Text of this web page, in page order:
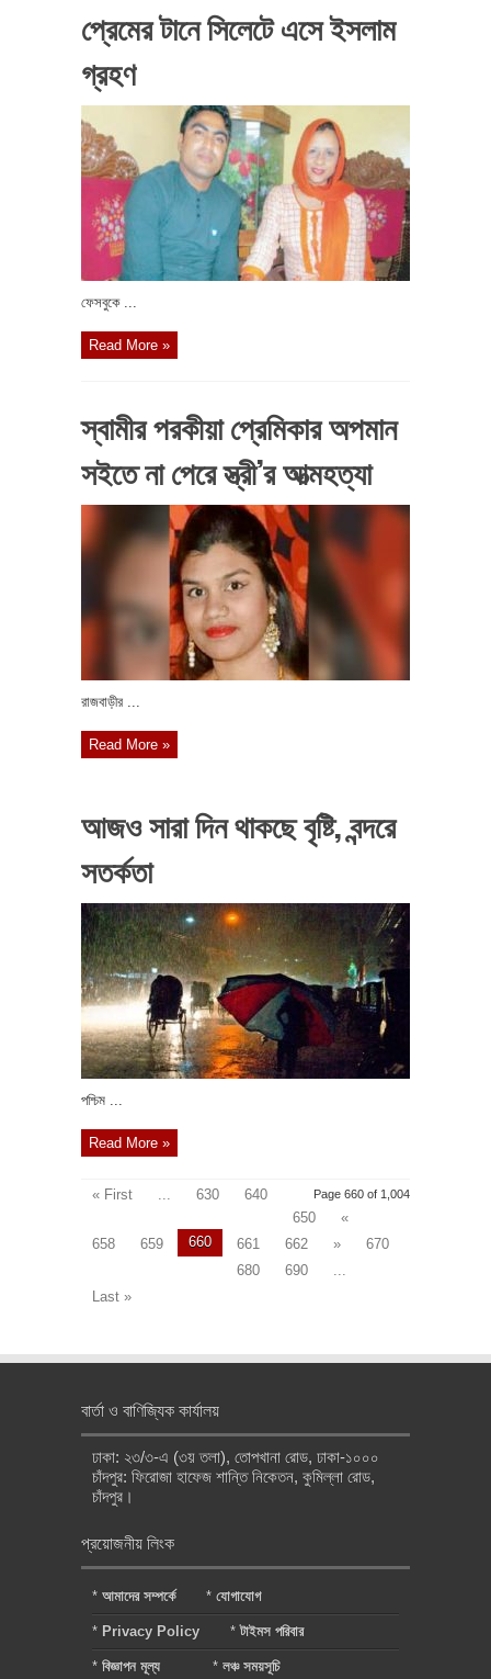
প্রেমের টানে সিলেটে এসে ইসলাম
গ্রহণ
ফেসবুকে ...
Read More »
স্বামীর পরকীয়া প্রেমিকার অপমান
সইতে না পেরে স্ত্রী’র আত্মহত্যা
রাজবাড়ীর ...
Read More »
আজও সারা দিন থাকছে বৃষ্টি, বন্দরে
সতর্কতা
পশ্চিম ...
Read More »
Page 660 of 1,004
« First 630
640
650
«
658
659 660 661 662 »
670
680
690
Last »
বার্তা ও বাণিজ্যিক কার্যালয়
ঢাকা: ২৩/৩-এ (৩য় তলা), তোপখানা রোড, ঢাকা-১০০০
চাঁদপুর: ফিরোজা হাফেজ শান্তি নিকেতন, কুমিল্লা রোড,
চাঁদপুর।
প্রয়োজনীয় লিংক
* আমাদের সম্পর্কে * যোগাযোগ
* Privacy Policy *টাইমস পরিবার
* বিজ্ঞাপন মূল্য * লঞ্চ সময়সূচি